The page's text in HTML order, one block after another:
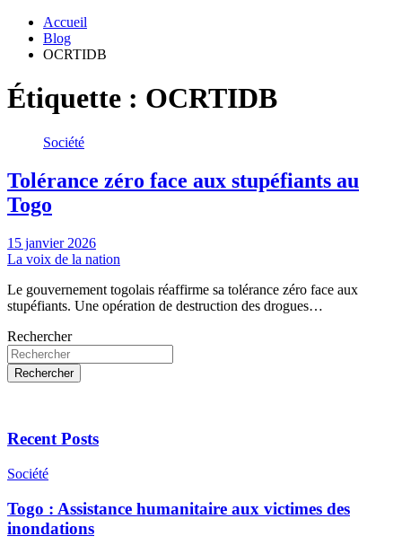
Accueil
Blog
OCRTIDB
Étiquette : OCRTIDB
Société
Tolérance zéro face aux stupéfiants au
Togo
15 janvier 2026
La voix de la nation
Le gouvernement togolais réaffirme sa tolérance zéro face aux
stupéfiants. Une opération de destruction des drogues…
Rechercher
Rechercher
Recent Posts
Société
Togo : Assistance humanitaire aux victimes des
inondations